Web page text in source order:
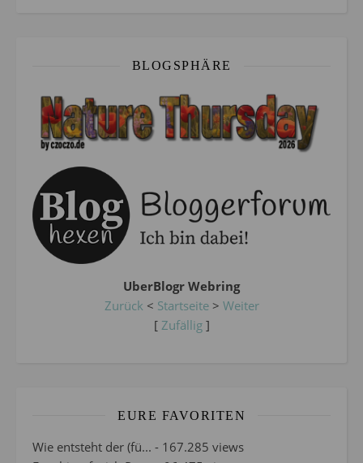
BLOGSPHÄRE
UberBlogr Webring
Zurück < Startseite> Weiter
[ Zufällig]
EURE FAVORITEN
Wie entsteht der (fü... - 167.285 views